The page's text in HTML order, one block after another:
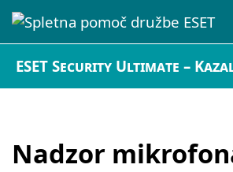
ESET Security Ultimate –
Nadzor